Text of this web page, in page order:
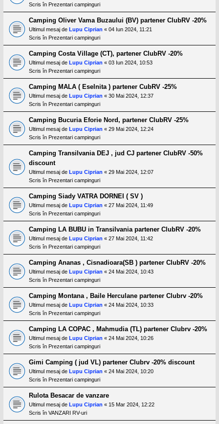
Scris în Prezentari campinguri
Camping Oliver Vama Buzaului (BV) partener ClubRV -20%
Ultimul mesaj de Lupu Ciprian « 04 Iun 2024, 11:21
Scris în Prezentari campinguri
Camping Costa Village (CT), partener ClubRV -20%
Ultimul mesaj de Lupu Ciprian « 03 Iun 2024, 10:53
Scris în Prezentari campinguri
Camping MALA ( Eselnita ) partener CubRV -25%
Ultimul mesaj de Lupu Ciprian « 30 Mai 2024, 12:37
Scris în Prezentari campinguri
Camping Bucuria Eforie Nord, partener ClubRV -25%
Ultimul mesaj de Lupu Ciprian « 29 Mai 2024, 12:24
Scris în Prezentari campinguri
Camping Transilvania DEJ , jud CJ partener ClubRV -50%
discount
Ultimul mesaj de Lupu Ciprian « 29 Mai 2024, 12:07
Scris în Prezentari campinguri
Camping Siady VATRA DORNEI ( SV )
Ultimul mesaj de Lupu Ciprian « 27 Mai 2024, 11:49
Scris în Prezentari campinguri
Camping LA BUBU in Transilvania partener ClubRV -20%
Ultimul mesaj de Lupu Ciprian « 27 Mai 2024, 11:42
Scris în Prezentari campinguri
Camping Ananas , Cisnadioara(SB ) partener ClubRV -20%
Ultimul mesaj de Lupu Ciprian « 24 Mai 2024, 10:43
Scris în Prezentari campinguri
Camping Montana , Baile Herculane partener Clubrv -20%
Ultimul mesaj de Lupu Ciprian « 24 Mai 2024, 10:33
Scris în Prezentari campinguri
Camping LA COPAC , Mahmudia (TL) partener Clubrv -20%
Ultimul mesaj de Lupu Ciprian « 24 Mai 2024, 10:26
Scris în Prezentari campinguri
Gimi Camping ( jud VL) partener Clubrv -20% discount
Ultimul mesaj de Lupu Ciprian « 24 Mai 2024, 10:20
Scris în Prezentari campinguri
Rulota Besacar de vanzare
Ultimul mesaj de Lupu Ciprian « 15 Mar 2024, 12:22
Scris în VANZARI RV-uri